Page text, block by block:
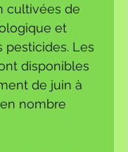
cultivées de
et
pesticides. Les
disponibles
de juin à
nombre